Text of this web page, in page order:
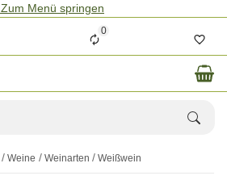
Zum Menü springen
0
Weine Weinarten Weißwein